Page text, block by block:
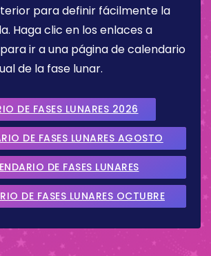
para definir fácilmente la
Haga clic en los enlaces a
ir a una página de calendario
de la fase lunar.
DE FASES LUNARES 2026
DE FASES LUNARES AGOSTO
2026
DE FASES LUNARES
SEPTIEMBRE 2026
DE FASES LUNARES OCTUBRE